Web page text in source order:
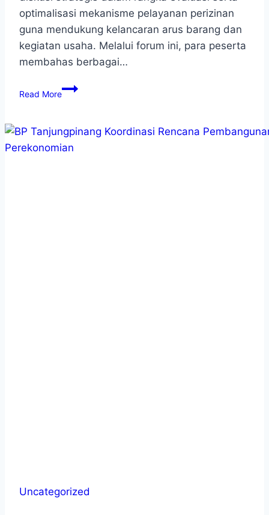
optimalisasi mekanisme pelayanan perizinan
guna mendukung kelancaran arus barang dan
kegiatan usaha. Melalui forum ini, para peserta
membahas berbagai…
Read More
Uncategorized